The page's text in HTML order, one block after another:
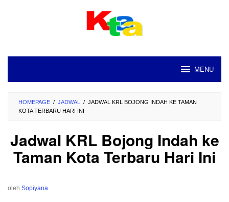
MENU
HOMEPAGE / JADWAL / JADWAL KRL BOJONG INDAH KE TAMAN
KOTA TERBARU HARI INI
Jadwal KRL Bojong Indah ke
Taman Kota Terbaru Hari Ini
oleh Sopiyana